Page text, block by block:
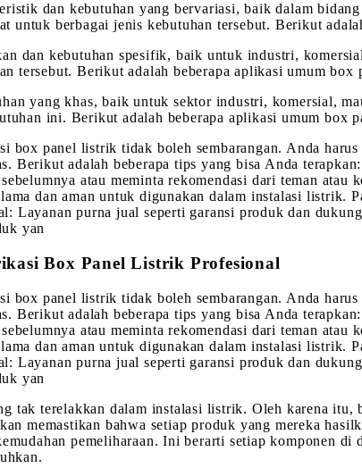
dan kebutuhan yang bervariasi, baik dalam
untuk berbagai jenis kebutuhan tersebut. Berikut
dan kebutuhan spesifik, baik untuk industri,
tersebut. Berikut adalah beberapa aplikasi umum box
yang khas, baik untuk sektor industri, komersial,
ini. Berikut adalah beberapa aplikasi umum box
box panel listrik tidak boleh sembarangan. Anda
Berikut adalah beberapa tips yang bisa Anda
atau meminta rekomendasi dari teman
dan aman untuk digunakan dalam instalasi listrik.
Layanan purna jual seperti garansi produk dan
yan
Box Panel Listrik Profesional
box panel listrik tidak boleh sembarangan. Anda
Berikut adalah beberapa tips yang bisa Anda
atau meminta rekomendasi dari teman
dan aman untuk digunakan dalam instalasi listrik.
Layanan purna jual seperti garansi produk dan
yan
tak terelakkan dalam instalasi listrik. Oleh karena
memastikan bahwa setiap produk yang mereka
pemeliharaan. Ini berarti setiap komponen